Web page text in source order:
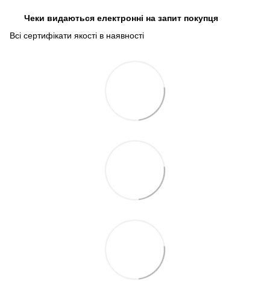
Чеки видаються електронні на запит покупця
Всі сертифікати якості в наявності